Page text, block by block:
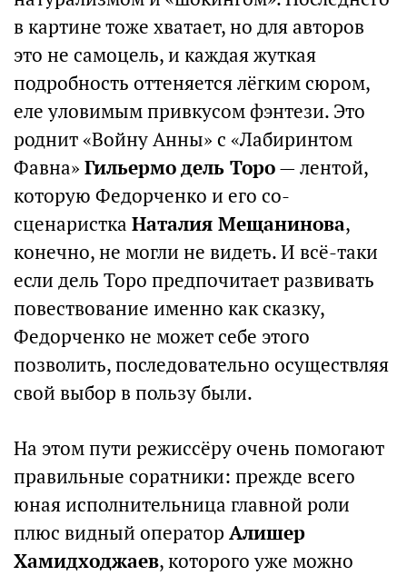
в картине тоже хватает, но для авторов
это не самоцель, и каждая жуткая
подробность оттеняется лёгким сюром,
еле уловимым привкусом фэнтези. Это
роднит «Войну Анны» с «Лабиринтом
Фавна»Гильермо дель Торо— лентой,
которую Федорченко и его со-
сценаристка Наталия Мещанинова,
конечно, не могли не видеть. И всё-таки
если дель Торо предпочитает развивать
повествование именно как сказку,
Федорченко не может себе этого
позволить, последовательно осуществляя
свой выбор в пользу были.
На этом пути режиссёру очень помогают
правильные соратники: прежде всего
юная исполнительница главной роли
плюс видный оператор Алишер
Хамидходжаев, которого уже можно